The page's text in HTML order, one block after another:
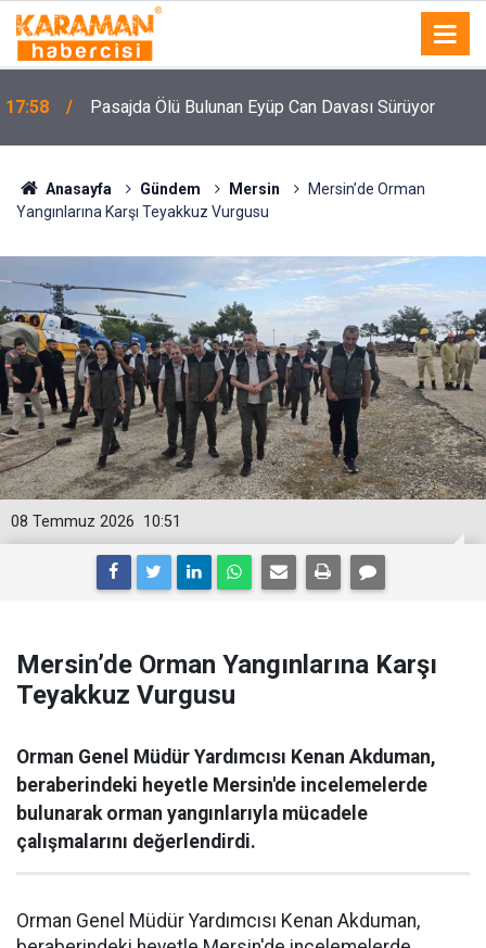
17:58 Pasajda Ölü Bulunan Eyüp Can Davası Sürüyor
Anasayfa Gündem Mersin
Mersin’de Orman
Yangınlarına Karşı Teyakkuz Vurgusu
10:51
08 Temmuz 2026
Mersin’de Orman Yangınlarına Karşı
Teyakkuz Vurgusu
Orman Genel Müdür Yardımcısı Kenan Akduman,
beraberindeki heyetle Mersin'de incelemelerde
bulunarak orman yangınlarıyla mücadele
çalışmalarını değerlendirdi.
Orman Genel Müdür Yardımcısı Kenan Akduman,